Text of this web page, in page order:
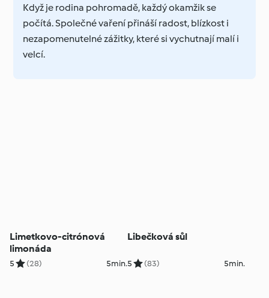
Když je rodina pohromadě, každý okamžik se
počítá. Společné vaření přináší radost, blízkost i
nezapomenutelné zážitky, které si vychutnají malí i
velcí.
Limetkovo-citrónová
limonáda
5 (28) 5min.
Libečková sůl
5 (83) 5min.